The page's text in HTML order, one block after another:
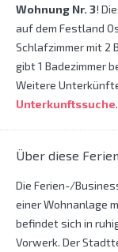
Wohnung Nr. 3!
auf dem Festland
Schlafzimmer mit 2
gibt 1 Badezimmer
Weitere
Unterkunftssuche.
Über diese
Die Ferien-/
einer Wohnanlage
befindet sich in
Vorwerk. Der